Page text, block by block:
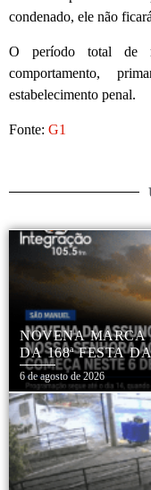
condenado, ele não
O período total de
comportamento,
estabelecimento penal.
Fonte: G1
NOVENA MARCA
DA 168ª FESTA
SENHORA AO
MANUEL
6 de agosto de 2026